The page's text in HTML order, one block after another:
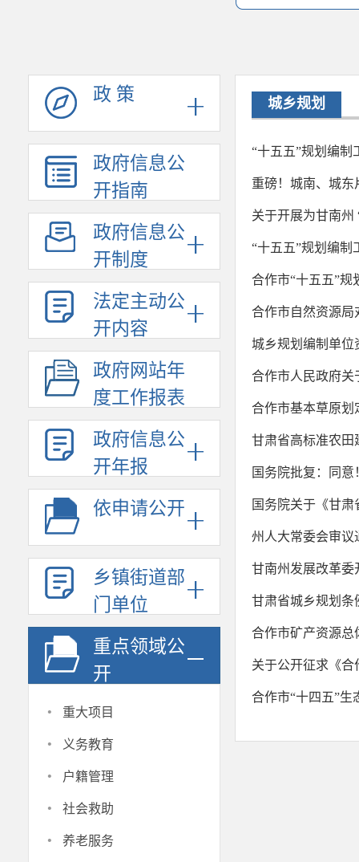
政 策
政府信息公
开指南
政府信息公
开制度
法定主动公
开内容
政府网站年
度工作报表
政府信息公
开年报
依申请公开
乡镇街道部
门单位
重点领域公
开
· 重大项目
· 义务教育
· 户籍管理
· 社会救助
· 养老服务
城乡规划
“十五五”规划编制
重磅！城南、城东
关于开展为甘南州
“十五五”规划编制
合作市“十五五”
合作市自然资源局
城乡规划编制单位
合作市人民政府关
合作市基本草原划
甘肃省高标准农田
国务院批复：同
国务院关于《甘
州人大常委会审议
甘南州发展改革委
甘肃省城乡规划条
合作市矿产资源总
关于公开征求《合
合作市“十四五”生